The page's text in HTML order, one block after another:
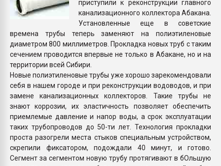
ПЕРЕЙТИ НА
приступили к реконструкции главного
канализационного коллектора Абакана.
Установленные еще в советские
времена трубы теперь заменяют на полиэтиленовые
диаметром 800 миллиметров. Прокладка новых труб с таким
сечением проводится впервые не только в Абакане, но и на
территории всей Сибири.
Новые полиэтиленовые трубы уже хорошо зарекомендовали
себя в нашем городе и при реконструкции водоводов, и при
замене канализационных коллекторов. Такие трубы не
знают коррозии, их эластичность позволяет обеспечить
приемлемые давление и напор воды, а срок эксплуатации
таких трубопроводов до 50-ти лет. Технология прокладки
проста разогрели места стыков специальным устройством,
скрепили фиксатором, подождали 40 минут, и готово.
Сегмент за сегментом новую трубу протягивают в бОльшую